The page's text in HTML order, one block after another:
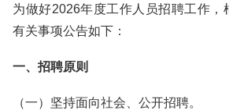
为做好2026年度工作人员招聘工作，
有关事项公告如下：
一、招聘原则
（一）坚持面向社会、公开招聘。